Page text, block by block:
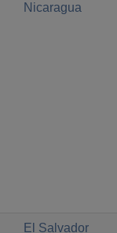
Nicaragua
El Salvador